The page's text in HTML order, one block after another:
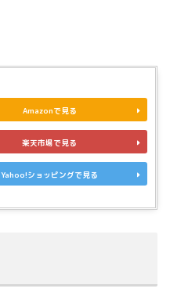
Amazonで見る
楽天市場で見る
Yahoo!ショッピングで見る